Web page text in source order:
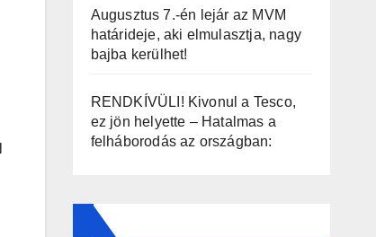
Augusztus 7.-én lejár az MVM
határideje, aki elmulasztja, nagy
bajba kerülhet!
RENDKÍVÜLI! Kivonul a Tesco,
ez jön helyette – Hatalmas a
felháborodás az országban: